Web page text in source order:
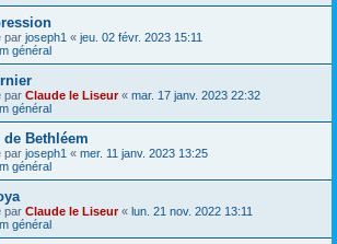
par joseph1 « jeu. 02 févr. 2023 15:11
général
par Claude le Liseur« mar. 17 janv. 2023 22:32
général
Bethléem
par joseph1 « mer. 11 janv. 2023 13:25
général
par Claude le Liseur« lun. 21 nov. 2022 13:11
général